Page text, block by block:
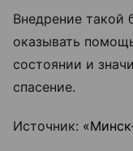
Внедрение такой
оказывать
состоянии и
спасение.
Источник: